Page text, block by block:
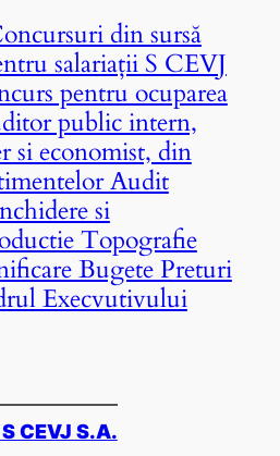
din sursă
salariații S CEVJ
pentru ocuparea
public intern,
si economist, din
Audit
si
Topografie
Bugete Preturi
Execvutivului
CEVJ S.A.